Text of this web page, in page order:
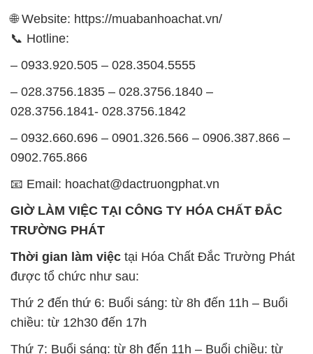
🌐 Website: https://muabanhoachat.vn/
📞 Hotline:
– 0933.920.505 – 028.3504.5555
– 028.3756.1835 – 028.3756.1840 –
028.3756.1841- 028.3756.1842
– 0932.660.696 – 0901.326.566 – 0906.387.866 –
0902.765.866
📧 Email: hoachat@dactruongphat.vn
GIỜ LÀM VIỆC TẠI CÔNG TY HÓA CHẤT ĐẮC
TRƯỜNG PHÁT
Thời gian làm việc tại Hóa Chất Đắc Trường Phát
được tổ chức như sau:
Thứ 2 đến thứ 6: Buổi sáng: từ 8h đến 11h – Buổi
chiều: từ 12h30 đến 17h
Thứ 7: Buổi sáng: từ 8h đến 11h – Buổi chiều: từ